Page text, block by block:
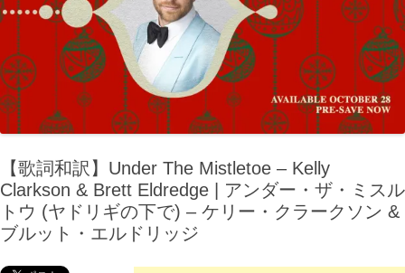
【歌詞和訳】Under The Mistletoe – Kelly
Clarkson & Brett Eldredge | アンダー・ザ・ミスル
トウ (ヤドリギの下で) – ケリー・クラークソン &
ブルット・エルドリッジ